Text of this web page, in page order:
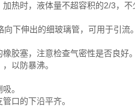
热时，液体量不超容积的2/3，不
下伸出的细玻璃管，可用于引
胶塞，注意检查气密性是否良好。
以防暴沸。
。
口的下沿平齐。